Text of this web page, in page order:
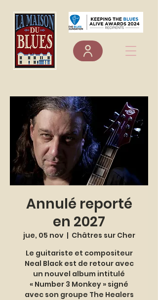
Annulé reporté
en 2027
jue, 05 nov
  |
Châtres sur Cher
Le guitariste et compositeur
Neal Black est de retour avec
un nouvel album intitulé
« Number 3 Monkey » signé
avec son groupe The Healers